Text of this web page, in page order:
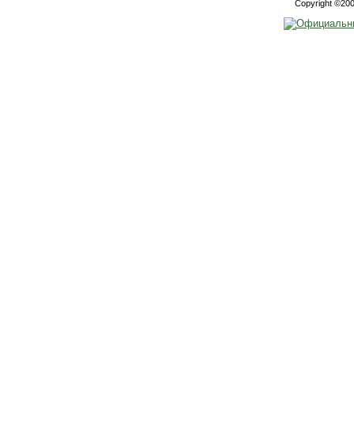
Copyright